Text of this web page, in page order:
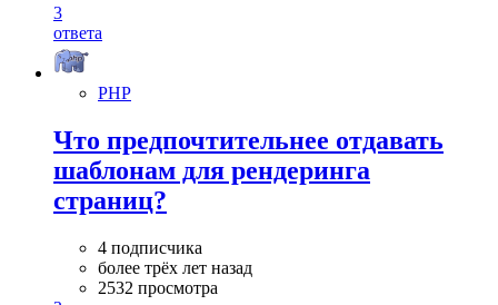
3
ответа
PHP
Что предпочтительнее отдавать
шаблонам для рендеринга
страниц?
4 подписчика
более трёх лет назад
2532 просмотра